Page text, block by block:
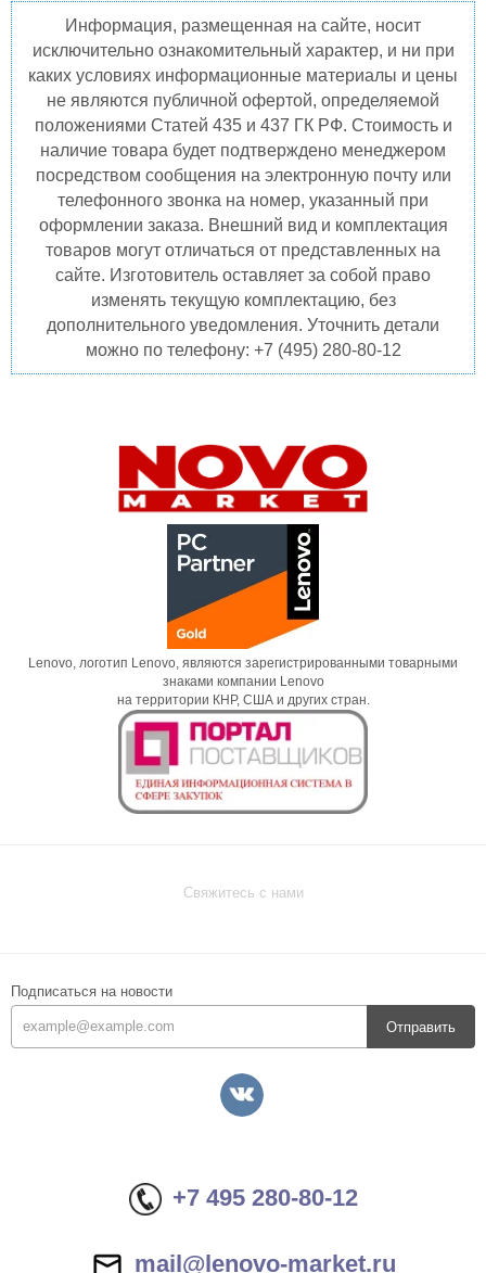
Информация, размещенная на сайте, носит
исключительно ознакомительный характер, и ни при
каких условиях информационные материалы и цены
не являются публичной офертой, определяемой
положениями Статей 435 и 437 ГК РФ. Стоимость и
наличие товара будет подтверждено менеджером
посредством сообщения на электронную почту или
телефонного звонка на номер, указанный при
оформлении заказа. Внешний вид и комплектация
товаров могут отличаться от представленных на
сайте. Изготовитель оставляет за собой право
изменять текущую комплектацию, без
дополнительного уведомления. Уточнить детали
можно по телефону: +7 (495) 280-80-12
Lenovo, логотип Lenovo, являются зарегистрированными товарными
знаками компании Lenovo
на территории КНР, США и других стран.
Свяжитесь с нами
Подписаться на новости
Отправить
+7 495 280-80-12
mail@lenovo-market.ru